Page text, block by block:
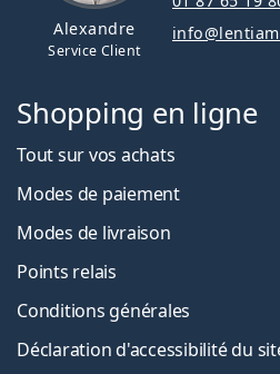
Alexandre
Service Client
Shopping en ligne
Tout sur vos achats
Modes de paiement
Modes de livraison
Points relais
Conditions générales
Déclaration d'accessibilité du